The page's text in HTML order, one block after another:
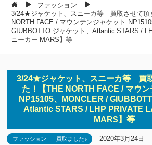
ファッション
3/24★ジャケット、スニーカ等 買取させて頂
NORTH FACE / マウンテンジャケット
GIUBBOTTO ジャケット、Atlantic STARS /
ニーカー MARS】等
3/24★ジャケット、スニーカ等 買
た！【THE NORTH FACE / マウン
NP15105、MONCLER /
Atlantic STARS / LHP PRIVATE
MARS】等
ファッション 買取ました♪ 2020年3月24日